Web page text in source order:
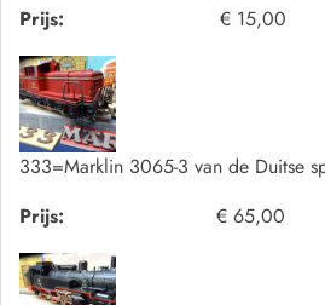
Prijs:
€ 15,00
333=Marklin 3065-3 van de Duitse
Prijs:
€ 65,00